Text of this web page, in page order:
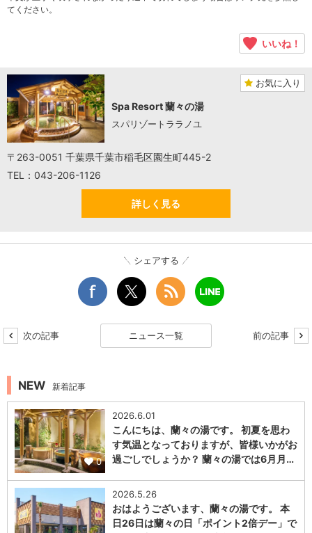
てください。
いいね！
お気に入り
Spa Resort 蘭々の湯
スパリゾートララノユ
〒263-0051 千葉県千葉市稲毛区園生町445-2
TEL：043-206-1126
詳しく見る
シェアする
次の記事 ニュース一覧 前の記事
NEW 新着記事
0
2026.6.01
こんにちは、蘭々の湯です。 初夏を思わ
す気温となっておりますが、皆様いかがお
過ごしでしょうか？ 蘭々の湯では6月月…
2026.5.26
おはようございます、蘭々の湯です。 本
日26日は蘭々の日「ポイント2倍デー」で